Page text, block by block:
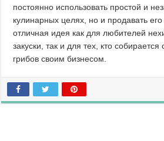
постоянно использовать простой и
кулинарных целях, но и продавать
отличная идея как для любителей
закуски, так и для тех, кто
грибов своим бизнесом.